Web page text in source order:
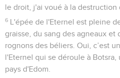
le droit, j'ai voué à la destruction
6 L'épée de l'Eternel est pleine
graisse, du sang des agneaux et
rognons des béliers. Oui, c’est
l'Eternel qui se déroule à Botsra,
pays d'Edom.